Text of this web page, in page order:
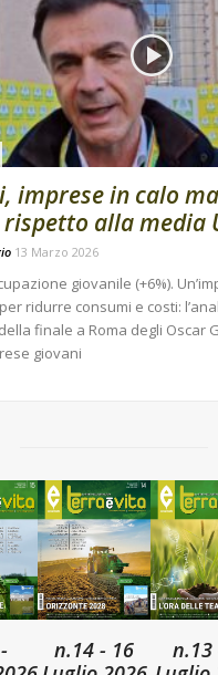
imprese in calo
alla media
13 Marzo 2026
giovanile (+6%).
ridurre consumi e costi:
finale a Roma degli Oscar
giovani
n.14 - 16
n.13